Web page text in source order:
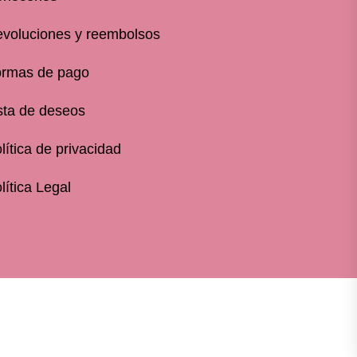
y reembolsos
de pago
de deseos
de privacidad
Legal